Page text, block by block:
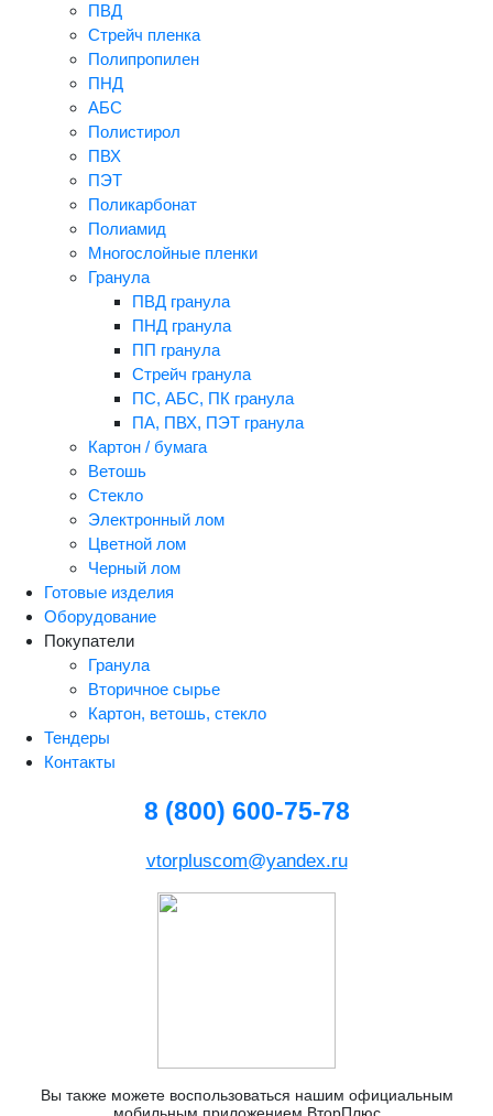
ПВД
Стрейч пленка
Полипропилен
ПНД
АБС
Полистирол
ПВХ
ПЭТ
Поликарбонат
Полиамид
Многослойные пленки
Гранула
ПВД гранула
ПНД гранула
ПП гранула
Стрейч гранула
ПС, АБС, ПК гранула
ПА, ПВХ, ПЭТ гранула
Картон / бумага
Ветошь
Стекло
Электронный лом
Цветной лом
Черный лом
Готовые изделия
Оборудование
Покупатели
Гранула
Вторичное сырье
Картон, ветошь, стекло
Тендеры
Контакты
8 (800) 600-75-78
vtorpluscom@yandex.ru
Вы также можете воспользоваться нашим официальным